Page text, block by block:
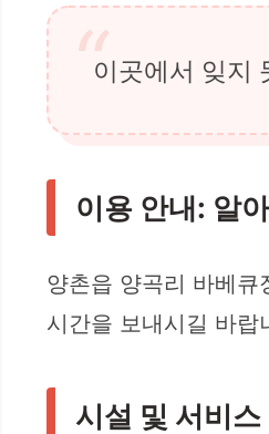
이곳에서 잊지
이용 안내: 알
양촌읍 양곡리 바베
시간을 보내시길 바랍
시설 및 서비